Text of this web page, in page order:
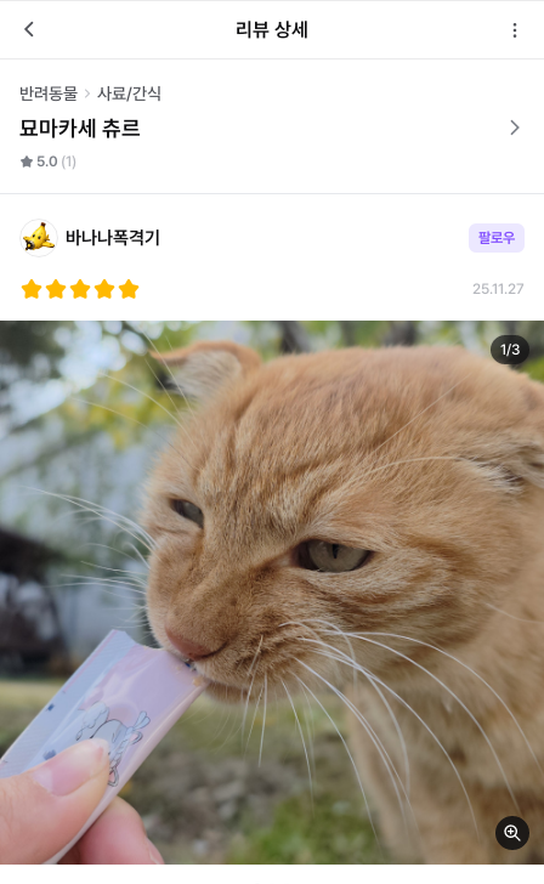
리뷰 상세
반려동물 사료/간식
묘마카세 츄르
5.0 (1)
바나나폭격기 팔로우
25.11.27
1/3